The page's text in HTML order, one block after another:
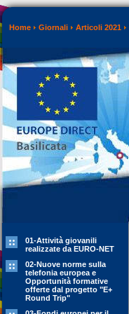
Home Giornali Articoli 2021
01-Attività giovanili
realizzate da EURO-NET
02-Nuove norme sulla
telefonia europea e
Opportunità formative
offerte dal progetto "E+
Round Trip"